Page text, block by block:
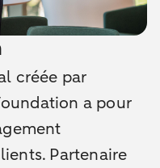
créée par
a pour
Partenaire